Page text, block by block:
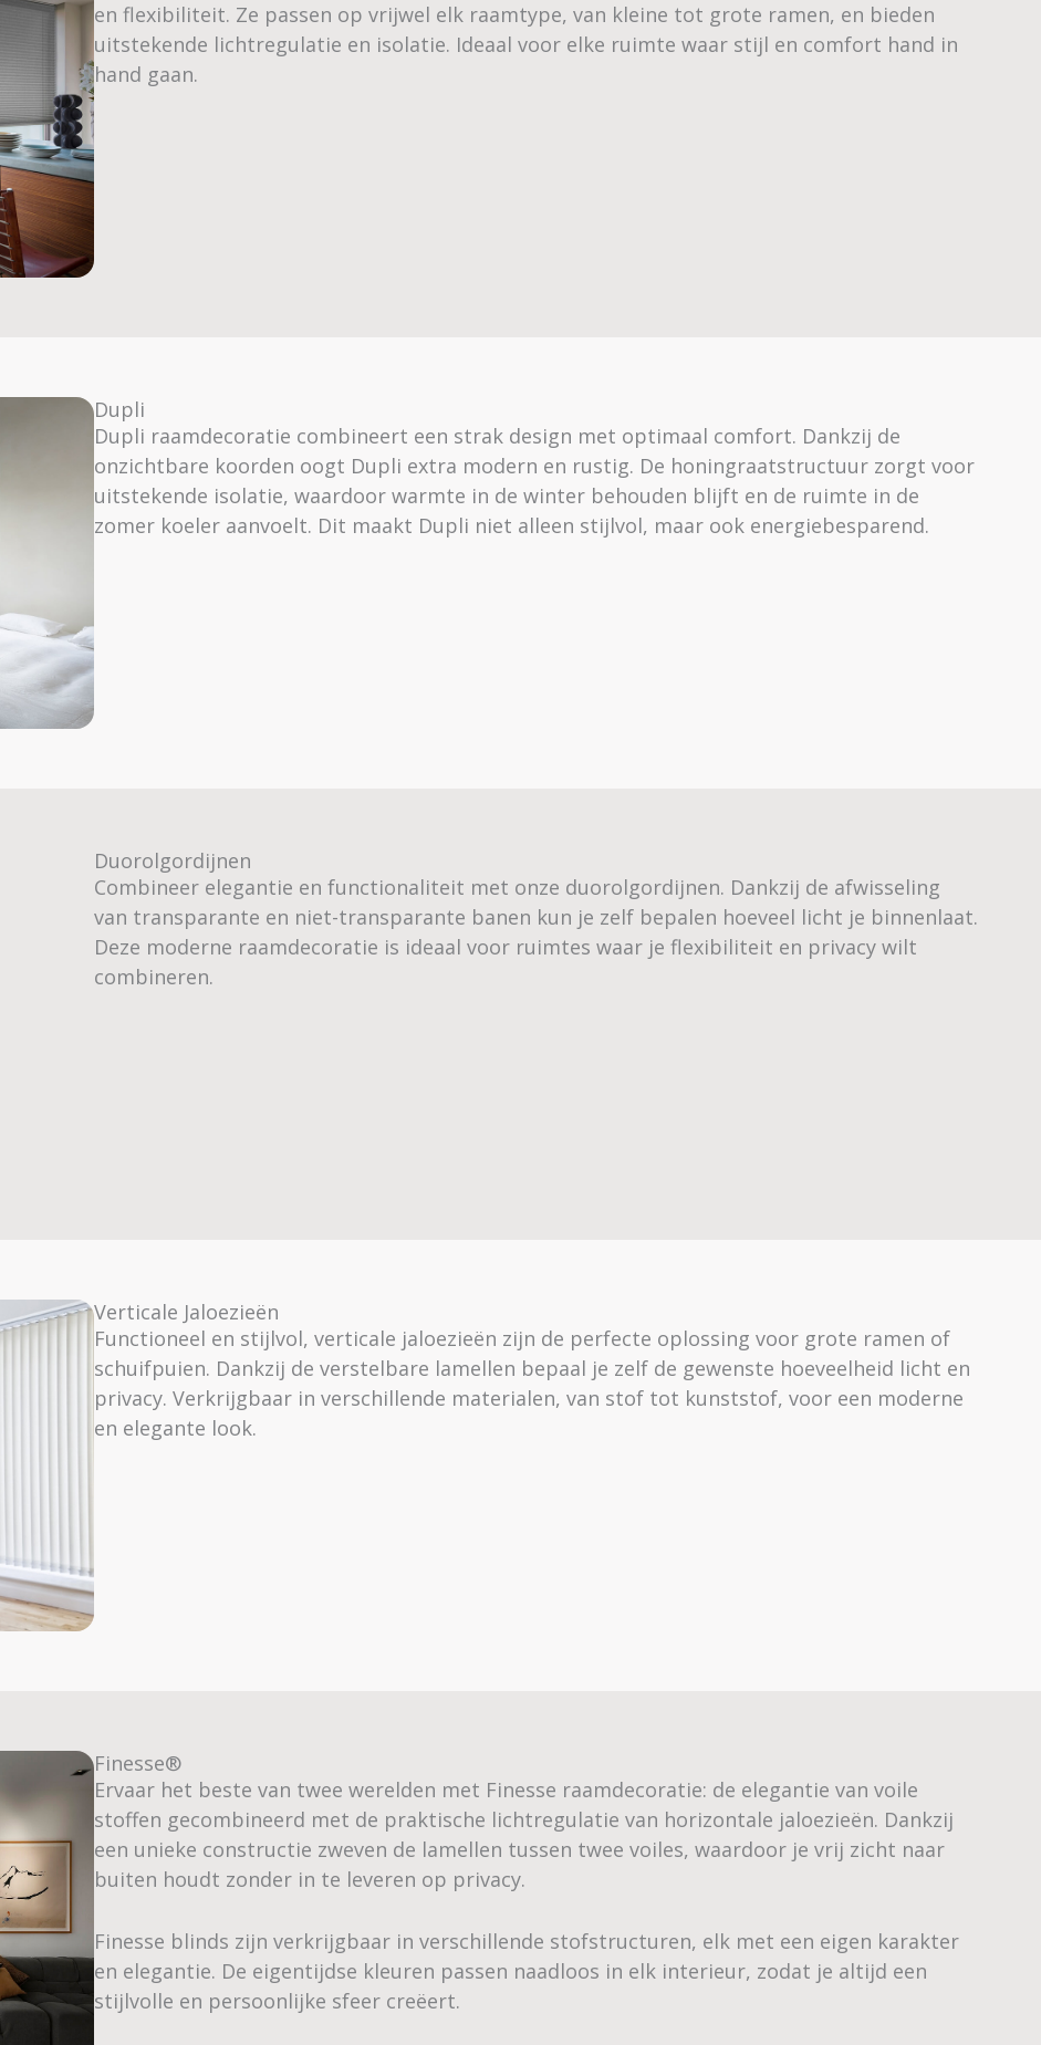
en flexibiliteit. Ze passen op vrijwel elk raamtype, van kleine tot grote ramen, en bieden
uitstekende lichtregulatie en isolatie. Ideaal voor elke ruimte waar stijl en comfort hand in
hand gaan.
Dupli
Dupli raamdecoratie combineert een strak design met optimaal comfort. Dankzij de
onzichtbare koorden oogt Dupli extra modern en rustig. De honingraatstructuur zorgt voor
uitstekende isolatie, waardoor warmte in de winter behouden blijft en de ruimte in de
zomer koeler aanvoelt. Dit maakt Dupli niet alleen stijlvol, maar ook energiebesparend.
Duorolgordijnen
Combineer elegantie en functionaliteit met onze duorolgordijnen. Dankzij de afwisseling
van transparante en niet-transparante banen kun je zelf bepalen hoeveel licht je binnenlaat.
Deze moderne raamdecoratie is ideaal voor ruimtes waar je flexibiliteit en privacy wilt
combineren.
Verticale Jaloezieën
Functioneel en stijlvol, verticale jaloezieën zijn de perfecte oplossing voor grote ramen of
schuifpuien. Dankzij de verstelbare lamellen bepaal je zelf de gewenste hoeveelheid licht en
privacy. Verkrijgbaar in verschillende materialen, van stof tot kunststof, voor een moderne
en elegante look.
Finesse®
Ervaar het beste van twee werelden met Finesse raamdecoratie: de elegantie van voile
stoffen gecombineerd met de praktische lichtregulatie van horizontale jaloezieën. Dankzij
een unieke constructie zweven de lamellen tussen twee voiles, waardoor je vrij zicht naar
buiten houdt zonder in te leveren op privacy.
Finesse blinds zijn verkrijgbaar in verschillende stofstructuren, elk met een eigen karakter
en elegantie. De eigentijdse kleuren passen naadloos in elk interieur, zodat je altijd een
stijlvolle en persoonlijke sfeer creëert.